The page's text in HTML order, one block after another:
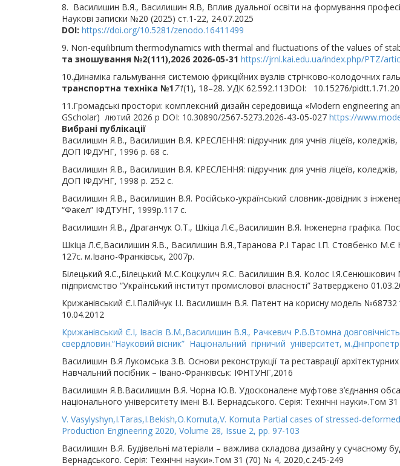
8. Василишин В.Я., Василишин Я.В, Вплив дуальної освіти на формування
Наукові записки №20 (2025) ст.1-22, 24.07.2025
DOI: https://doi.org/10.5281/zenodo.16411499
9. Non-equilibrium thermodynamics with thermal and fluctuations of the values of
та зношування №2(111),2026 2026-05-31 https://jrnl.kai.edu.ua/index.php/PTZ/
10.Динаміка гальмування системою фрикційних вузлів стрічково-колодочних
транспортна техніка №1 71(1), 18–28. УДК 62.592.113DOI: 10.15276/
11.Громадські простори: комплексний дизайн середовища «Modern engineering
GScholar) лютий 2026 р DOI: 10.30890/2567-5273.2026-43-05-027 https://
Вибрані публікації
Василишин Я.В., Василишин В.Я. КРЕСЛЕННЯ: підручник для учнів ліцеїв,
ДОП ІФДУНГ, 1996 р. 68 с.
Василишин Я.В., Василишин В.Я. КРЕСЛЕННЯ: підручник для учнів ліцеїв,
ДОП ІФДУНГ, 1998 р. 252 с.
Василишин Я.В., Василишин В.Я. Російсько-український словник-довідник з
“Факел” ІФДТУНГ, 1999р.117 с.
Василишин Я.В., Драганчук О.Т., Шкіца Л.Є.,Василишин В.Я. Інженерна графіка.
Шкіца Л.Є,Василишин Я.В., Василишин В.Я.,Таранова Р.І Тарас І.П. Стовбенко М.Є
127с. м.Івано-Франківськ, 2007р.
Білецький Я.С.,Білецький М.С.Коцкулич Я.С. Василишин В.Я. Колос
підприємство “Український інститут промислової власності” Затверджено
Крижанівський Є.І.Палійчук І.І. Василишин В.Я. Патент на корисну модель
10.04.2012
Крижанівський Є.І, Івасів В.М.,Василишин В.Я., Рачкевич Р.В.Втомна
свердловин.“Науковий вісник” Національний гірничий університет,
Василишин В.Я Лукомська З.В. Основи реконструкції та реставрації
Навчальний посібник – Івано-Франківськ: ІФНТУНГ,2016
Василишин Я.В.Василишин В.Я. Чорна Ю.В. Удосконалене муфтове з’єднання
національного університету імені В.І. Вернадського. Серія: Технічні науки».Том
V. Vasylyshyn,I.Taras,I.Bekish,O.Kornuta,V. Kornuta Partial cases of stressed-
Production Engineering 2020, Volume 28, Issue 2, pp. 97-103
Василишин В.Я. Будівельні матеріали – важлива складова дизайну у сучасному
Вернадського. Серія: Технічні науки».Том 31 (70) № 4, 2020,с.245-249